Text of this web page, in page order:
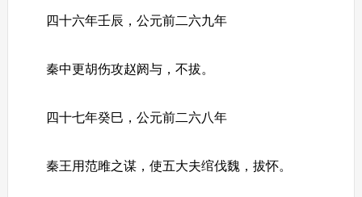
四十六年壬辰，公元前二六九年
秦中更胡伤攻赵阏与，不拔。
四十七年癸巳，公元前二六八年
秦王用范雎之谋，使五大夫绾伐魏，拔怀。